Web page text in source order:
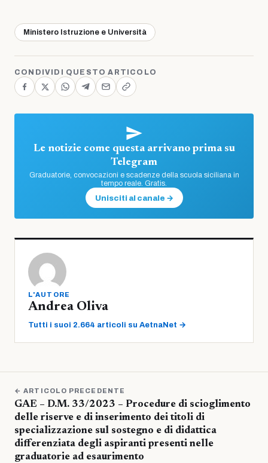
Ministero Istruzione e Università
CONDIVIDI QUESTO ARTICOLO
Le notizie come questa arrivano prima su
Telegram
Graduatorie, convocazioni e scadenze della scuola siciliana in
tempo reale. Gratis.
Unisciti al canale →
L'AUTORE
Andrea Oliva
Tutti i suoi 2.664 articoli su AetnaNet →
← ARTICOLO PRECEDENTE
GAE – D.M. 33/2023 – Procedure di scioglimento
delle riserve e di inserimento dei titoli di
specializzazione sul sostegno e di didattica
differenziata degli aspiranti presenti nelle
graduatorie ad esaurimento